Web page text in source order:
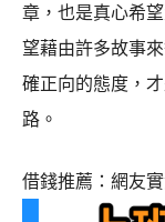
章，也是真心希
望藉由許多故事
確正向的態度，
路。
借錢推薦：網友